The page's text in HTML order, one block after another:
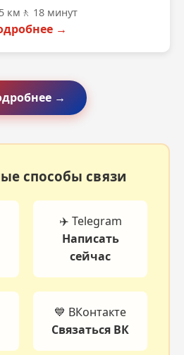
км 🚶 18 минут
→
→
способы связи
✈️ Telegram
Написать
сейчас
💙 ВКонтакте
Связаться ВК